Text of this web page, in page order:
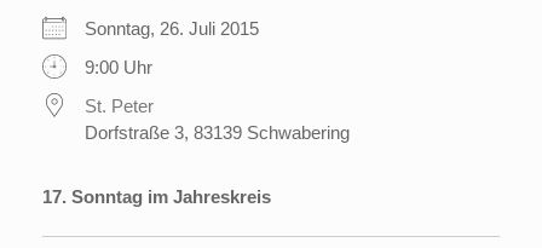
Sonntag, 26. Juli 2015
9:00 Uhr
St. Peter
Dorfstraße 3, 83139 Schwabering
17. Sonntag im Jahreskreis